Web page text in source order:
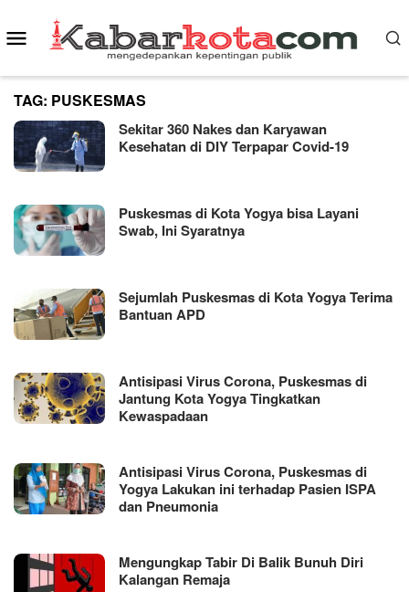
to
Mobile
TAG: PUSKESMAS
Sekitar 360 Nakes dan Karyawan
Kesehatan di DIY Terpapar Covid-19
Puskesmas di Kota Yogya bisa Layani
Swab, Ini Syaratnya
Sejumlah Puskesmas di Kota Yogya Terima
Bantuan APD
Antisipasi Virus Corona, Puskesmas di
Jantung Kota Yogya Tingkatkan
Kewaspadaan
Antisipasi Virus Corona, Puskesmas di
Yogya Lakukan ini terhadap Pasien ISPA
dan Pneumonia
Mengungkap Tabir Di Balik Bunuh Diri
Kalangan Remaja